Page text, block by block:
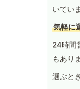
いてい
気軽に
24時間
もあり
選ぶと